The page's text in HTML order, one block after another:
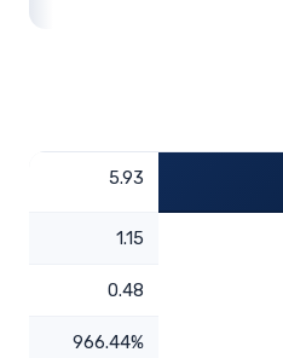
5.93
1.15
0.48
966.44%